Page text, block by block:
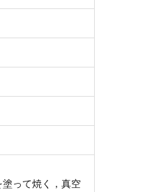
って焼く，真空